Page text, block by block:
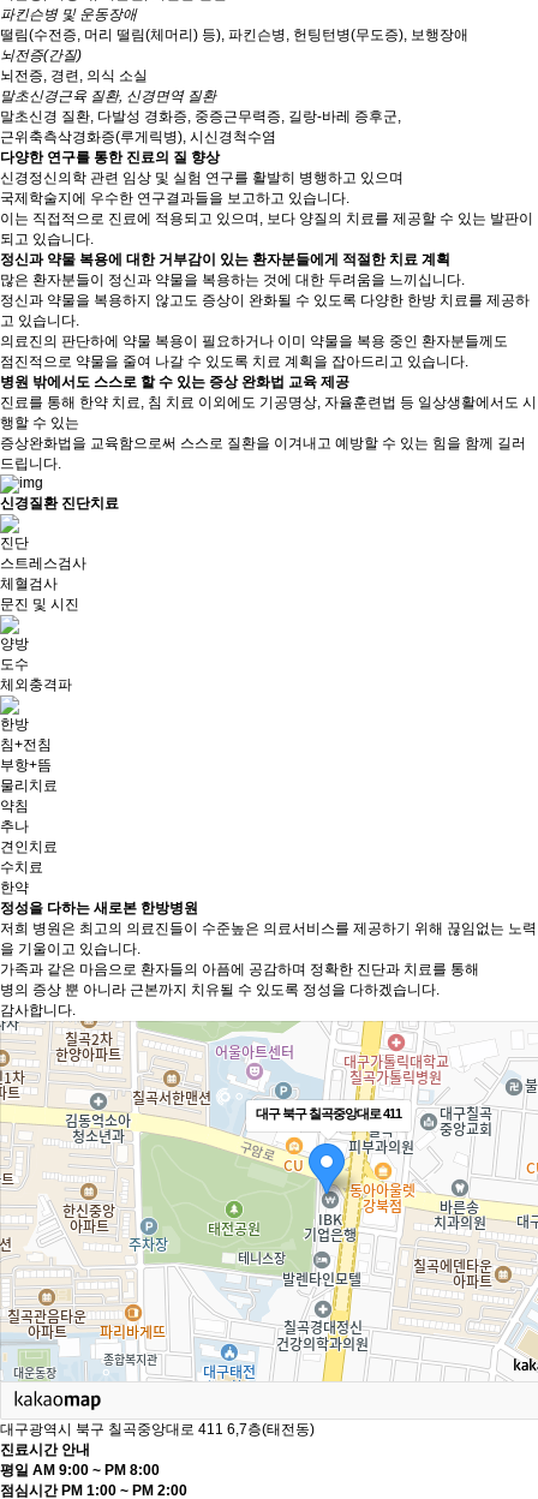
파킨슨병 및 운동장애
떨림(수전증, 머리 떨림(체머리) 등), 파킨슨병, 헌팅턴병(무도증), 보행장애
뇌전증(간질)
뇌전증, 경련, 의식 소실
말초신경근육 질환, 신경면역 질환
말초신경 질환, 다발성 경화증, 중증근무력증, 길랑-바레 증후군,
근위축측삭경화증(루게릭병), 시신경척수염
다양한 연구를 통한 진료의 질 향상
신경정신의학 관련 임상 및 실험 연구를 활발히 병행하고 있으며
국제학술지에 우수한 연구결과들을 보고하고 있습니다.
이는 직접적으로 진료에 적용되고 있으며, 보다 양질의 치료를 제공할 수 있는 발판이
되고 있습니다.
정신과 약물 복용에 대한 거부감이 있는 환자분들에게 적절한 치료 계획
많은 환자분들이 정신과 약물을 복용하는 것에 대한 두려움을 느끼십니다.
정신과 약물을 복용하지 않고도 증상이 완화될 수 있도록 다양한 한방 치료를 제공하
고 있습니다.
의료진의 판단하에 약물 복용이 필요하거나 이미 약물을 복용 중인 환자분들께도
점진적으로 약물을 줄여 나갈 수 있도록 치료 계획을 잡아드리고 있습니다.
병원 밖에서도 스스로 할 수 있는 증상 완화법 교육 제공
진료를 통해 한약 치료, 침 치료 이외에도 기공명상, 자율훈련법 등 일상생활에서도 시
행할 수 있는
증상완화법을 교육함으로써 스스로 질환을 이겨내고 예방할 수 있는 힘을 함께 길러
드립니다.
신경질환 진단치료
진단
스트레스검사
체혈검사
문진 및 시진
양방
도수
체외충격파
한방
침+전침
부항+뜸
물리치료
약침
추나
견인치료
수치료
한약
정성을 다하는 새로본 한방병원
저희 병원은 최고의 의료진들이 수준높은 의료서비스를 제공하기 위해 끊임없는 노력
을 기울이고 있습니다.
가족과 같은 마음으로 환자들의 아픔에 공감하며 정확한 진단과 치료를 통해
병의 증상 뿐 아니라 근본까지 치유될 수 있도록 정성을 다하겠습니다.
감사합니다.
대구 북구 칠곡중앙대로 411
대구광역시 북구 칠곡중앙대로 411 6,7층(태전동)
진료시간 안내
평일 AM 9:00 ~ PM 8:00
점심시간 PM 1:00 ~ PM 2:00